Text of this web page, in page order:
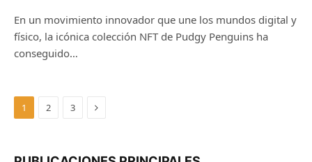
En un movimiento innovador que une los mundos digital y
físico, la icónica colección NFT de Pudgy Penguins ha
conseguido…
1 2 3 Next